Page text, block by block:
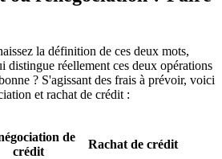
la définition de ces deux mots,
distingue réellement ces deux opérations
? S'agissant des frais à prévoir, voici
et rachat de crédit :
de
crédit
Rachat de crédit